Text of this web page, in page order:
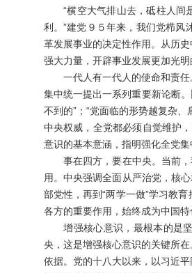
“横空大气排山去，砥柱人间是
利。”建党９５年来，我们党栉
革发展事业的决定性作用。从历
强大力量，开辟事业发展更加光明
一代人有一代人的使命和责任
集中统一提出一系列重要新论断
不到的”；“党面临的形势越复杂
中央权威，全党都必须自觉维护
意识的基本意涵，指明强化全党
事在四方，要在中央。当前，
用。中央强调全面从严治党，核
部党性，再到“两学一做”学习教
各方的重要作用，始终成为中国
增强核心意识，最根本的是坚
央，这是增强核心意识的关键所
依据。党的十八大以来，以习近